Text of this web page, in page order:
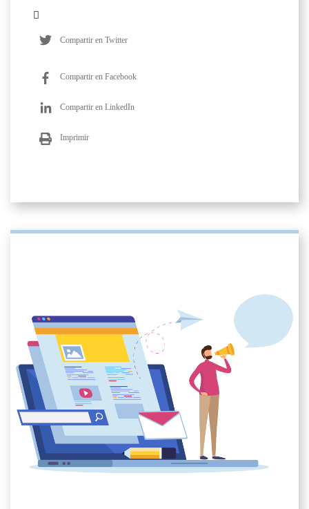
Compartir en Twitter
Compartir en Facebook
Compartir en LinkedIn
Imprimir